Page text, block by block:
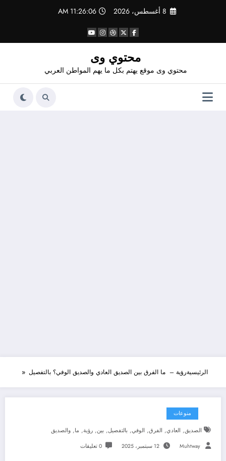
8 أغسطس، 2026 11:26:07 AM
محتوي وى
محتوي وى موقع يهتم بكل ما يهم المواطن العربي
الرئيسيةرؤية – ما الفرق بين الصديق العادي والصديق الوفي؟ بالتفصيل
منوعات
الصديق, العادي, الفرق, الوفي, بالتفصيل, بين, رؤية, ما, والصديق
Muhtway 12 سبتمبر، 2025 0 تعليقات